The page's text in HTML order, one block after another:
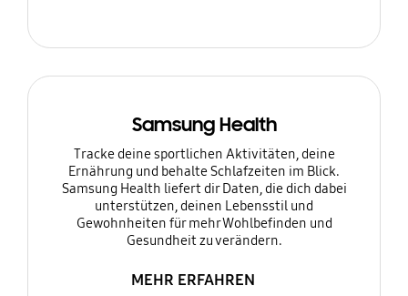
Samsung Health
Tracke deine sportlichen Aktivitäten, deine
Ernährung und behalte Schlafzeiten im Blick.
Samsung Health liefert dir Daten, die dich dabei
unterstützen, deinen Lebensstil und
Gewohnheiten für mehr Wohlbefinden und
Gesundheit zu verändern.
MEHR ERFAHREN